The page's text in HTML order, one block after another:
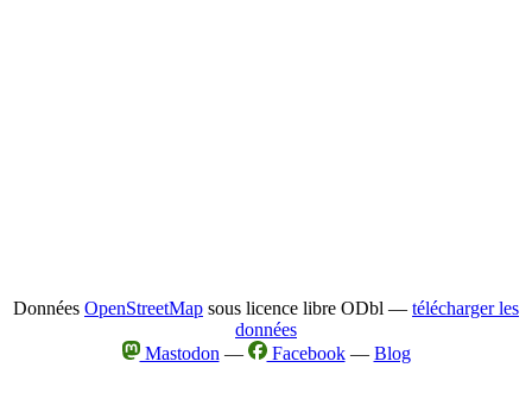
Données OpenStreetMap sous licence libre ODbl — télécharger les
données
Mastodon — Facebook— Blog